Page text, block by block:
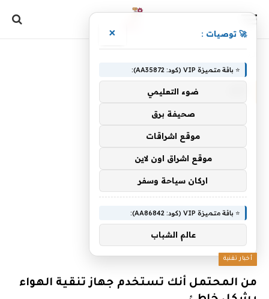
أخبار تقنية
من المحتمل أنك تستخدم جهاز تنقية الهواء
🚀 توصيات : ×
⭐ باقة متميزة VIP (كود: AA35872):
ضوء التعليمي
صحيفة برق
موقع اشراقات
موقع اشراق اون لاين
اركان سياحة وسفر
⭐ باقة متميزة VIP (كود: AA86842):
عالم الشباب